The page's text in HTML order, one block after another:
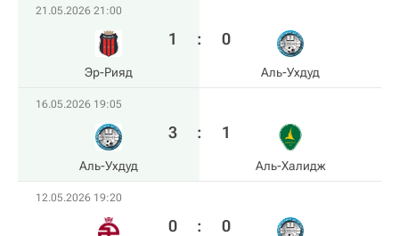
21.05.2026 21:00
Эр-Рияд
1 : 0
Аль-Ухдуд
16.05.2026 19:05
Аль-Ухдуд
3 : 1
Аль-Халидж
12.05.2026 19:20
0 : 0